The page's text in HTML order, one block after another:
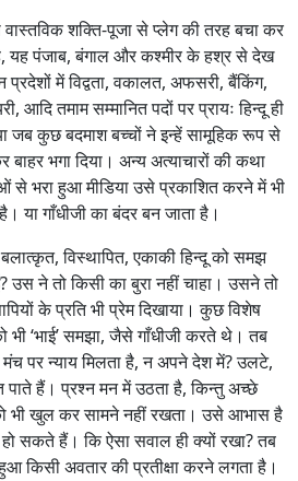
वास्तविक शक्ति-पूजा से प्लेग की तरह बचा कर
है, यह पंजाब, बंगाल और कश्मीर के हश्र से देख
में विद्वता, वकालत, अफसरी, बैंकिंग,
आदि तमाम सम्मानित पदों पर प्रायः हिन्दू ही
कुछ बदमाश बच्चों ने इन्हें सामूहिक रूप से
भगा दिया। अन्य अत्याचारों की कथा
से भरा हुआ मीडिया उसे प्रकाशित करने में भी
या गाँधीजी का बंदर बन जाता है।
विस्थापित, एकाकी हिन्दू को समझ
उस ने तो किसी का बुरा नहीं चाहा। उसने तो
के प्रति भी प्रेम दिखाया। कुछ विशेष
भी ‘भाई’ समझा, जैसे गाँधीजी करते थे। तब
पर न्याय मिलता है, न अपने देश में? उलटे,
पाते हैं। प्रश्न मन में उठता है, किन्तु अच्छे
भी खुल कर सामने नहीं रखता। उसे आभास है
सकते हैं। कि ऐसा सवाल ही क्यों रखा? तब
किसी अवतार की प्रतीक्षा करने लगता है।